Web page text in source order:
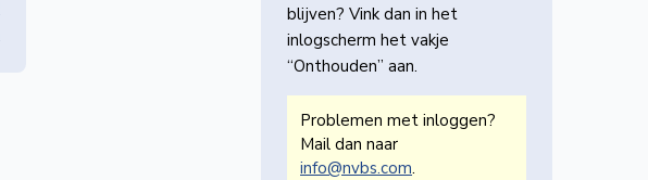
blijven? Vink dan in het
inlogscherm het vakje
“Onthouden” aan.
Problemen met inloggen?
Mail dan naar
info@nvbs.com.